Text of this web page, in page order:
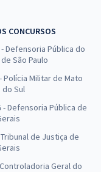
CONCURSOS
- Defensoria Pública do
São Paulo
Polícia Militar de Mato
Sul
- Defensoria Pública de
Tribunal de Justiça de
Controladoria Geral do